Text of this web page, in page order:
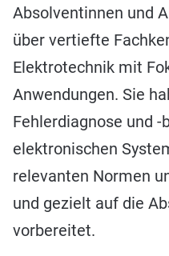
Absolventinnen und
über vertiefte
Elektrotechnik mit
Anwendungen. Sie
Fehlerdiagnose und -
elektronischen
relevanten Normen
und gezielt auf die
vorbereitet.